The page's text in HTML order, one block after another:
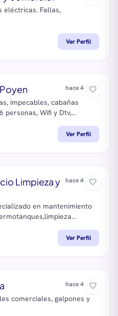
eléctricas. Fallas,
Ver Perfil
favorite_border
hace 4 años
impecables, cabañas
personas, Wifi y Dtv,
Ver Perfil
favorite_border
Limpieza y
hace 4 años
en mantenimiento
Transferencia y Mercado pago 2615537185 wassapVer Perfil
favorite_border
hace 4 años
comerciales, galpones y